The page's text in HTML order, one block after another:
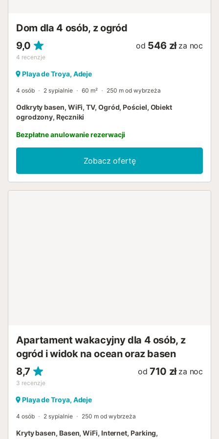
Dom dla 4 osób, z ogród
9,0
4 recenzje
od 546 zł za noc
Playa de Troya, Adeje
4 osób 2 sypialnie 60 m² 250 m od wybrzeża
Odkryty basen, WiFi, TV, Ogród, Pościel, Obiekt
ogrodzony, Ręczniki
Bezpłatne anulowanie rezerwacji
Zobacz ofertę
Apartament wakacyjny dla 4 osób, z
ogród i widok na ocean oraz basen
8,7
3 recenzje
od 710 zł za noc
Playa de Troya, Adeje
4 osób 2 sypialnie 250 m od wybrzeża
Kryty basen, Basen, WiFi, Internet, Parking,